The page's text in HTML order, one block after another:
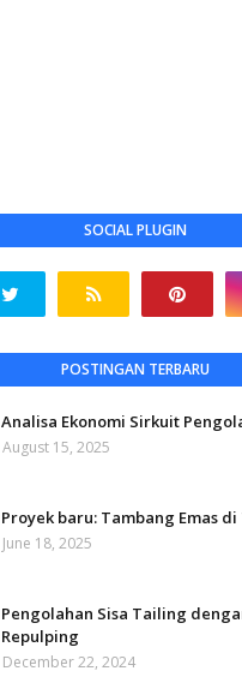
SOCIAL PLUGIN
POSTINGAN TERBARU
Analisa Ekonomi Sirkuit
August 15, 2025
Proyek baru: Tambang Emas
June 18, 2025
Pengolahan Sisa Tailing
Repulping
December 22, 2024